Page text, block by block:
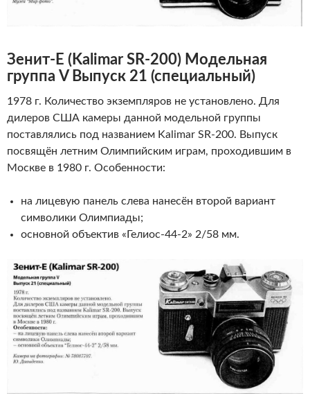
Зенит-Е ( Kalimar SR-200) Модельная
группа V Выпуск 21 (специальный)
1978 г. Количество экземпляров не установлено. Для
дилеров США камеры данной модельной группы
поставлялись под названием Kalimar SR-200. Выпуск
посвящён летним Олимпийским играм, проходившим в
Москве в 1980 г. Особенности:
на лицевую панель слева нанесён второй вариант
символики Олимпиады;
основной объектив «Гелиос-44-2» 2/58 мм.